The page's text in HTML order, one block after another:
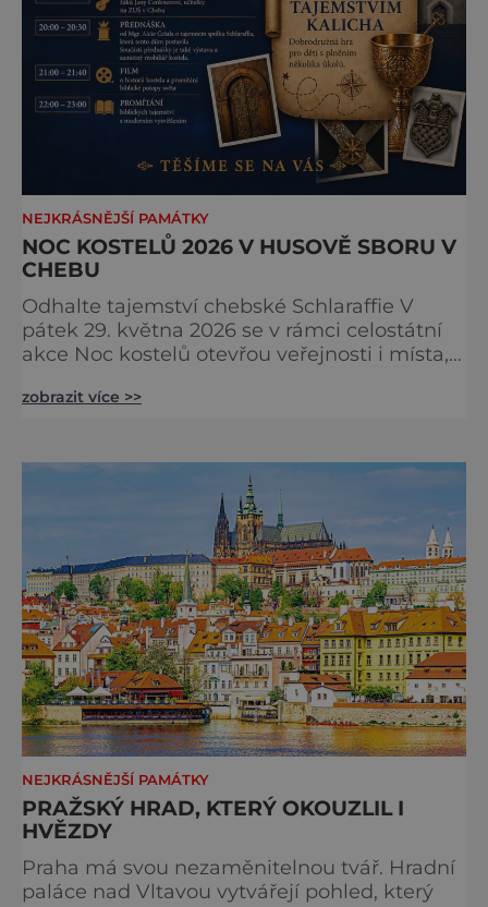
NEJKRÁSNĚJŠÍ PAMÁTKY
NOC KOSTELŮ 2026 V HUSOVĚ SBORU V
CHEBU
Odhalte tajemství chebské Schlaraffie V
pátek 29. května 2026 se v rámci celostátní
akce Noc kostelů otevřou veřejnosti i místa,
nejzajímavějších bude bezesporu Husův
večer plný historie, hudby, tajemství i
dobrodružství pro malé i velké návštěvníky.
Málokdo ví, že dnešní kos
zobrazit více >>
NEJKRÁSNĚJŠÍ PAMÁTKY
PRAŽSKÝ HRAD, KTERÝ OKOUZLIL I
HVĚZDY
Praha má svou nezaměnitelnou tvář. Hradní
paláce nad Vltavou vytvářejí pohled, který